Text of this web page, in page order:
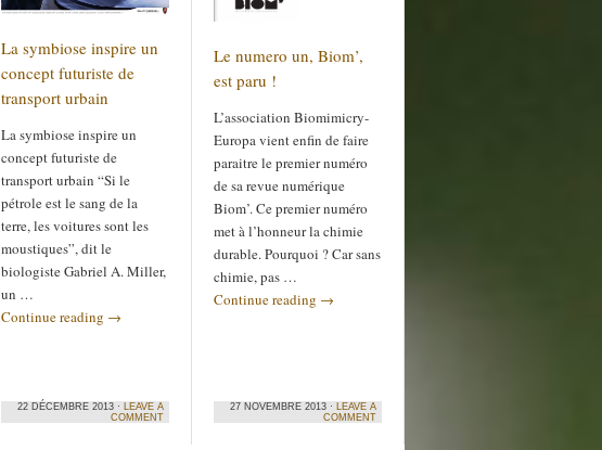
La symbiose inspire un
concept futuriste de
transport urbain
La symbiose inspire un
concept futuriste de
transport urbain “Si le
pétrole est le sang de la
terre, les voitures sont les
moustiques”, dit le
biologiste Gabriel A. Miller,
un …
Continue reading →
22 DÉCEMBRE 2013 · LEAVE A
COMMENT
Le numero un, Biom’,
est paru !
L’association Biomimicry-
Europa vient enfin de faire
paraitre le premier numéro
de sa revue numérique
Biom’. Ce premier numéro
met à l’honneur la chimie
durable. Pourquoi ? Car sans
chimie, pas …
Continue reading →
27 NOVEMBRE 2013 · LEAVE A
COMMENT